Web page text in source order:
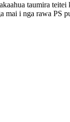
taumira
mai i nga rawa PS